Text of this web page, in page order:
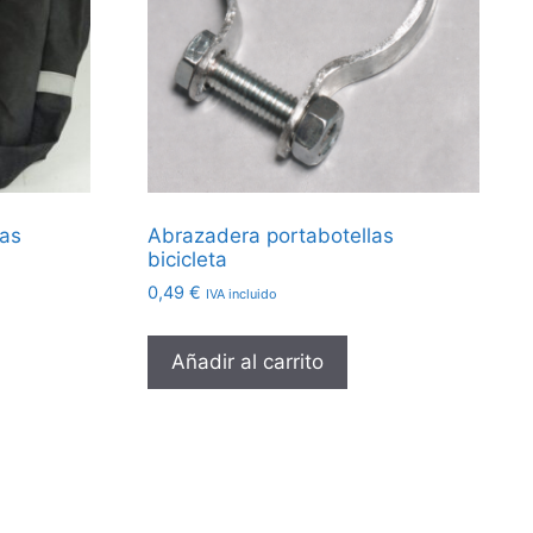
Abrazadera portabotellas
bicicleta
0,49€ IVA incluido
Añadir al carrito